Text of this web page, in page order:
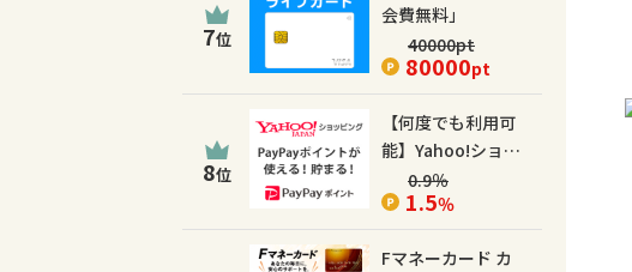
7位
会費無料」
40000pt
80000pt
8位
【何度でも利用可
能】Yahoo!ショッ
ピング
0.9％
1.5％
Fマネーカード カ